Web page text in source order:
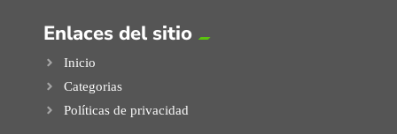
Enlaces del sitio
Inicio
Categorias
Políticas de privacidad